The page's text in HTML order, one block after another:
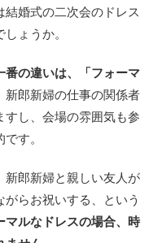
婚式の二次会のドレス
ょうか。
番の違いは、「フォーマ
新郎新婦の仕事の関係者
し、会場の雰囲気も参
す。
新郎新婦と親しい友人が
らお祝いする、という
マルなドレスの場合、時